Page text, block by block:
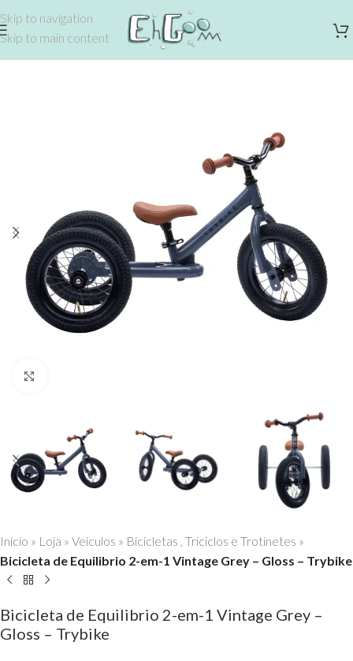
Skip to navigation
Skip to main content
Início » Loja » Veículos » Bicicletas , Triciclos e Trotinetes »
Bicicleta de Equilibrio 2-em-1 Vintage Grey – Gloss – Trybike
Bicicleta de Equilibrio 2-em-1 Vintage Grey –
Gloss – Trybike